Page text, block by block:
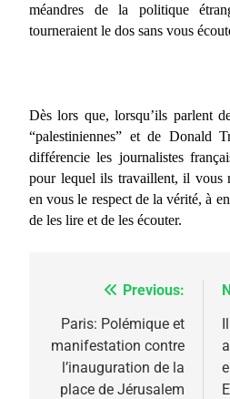
méandres de la politique
tourneraient le dos sans vous
Dès lors que, lorsqu’ils parlent
“palestiniennes” et de Donald
différencie les journalistes
pour lequel ils travaillent, il vous
en vous le respect de la vérité, à
de les lire et de les écouter.
Navigation
de
l’article
Previous:
Paris: Polémique et
manifestation contre
l’inauguration de la
place de Jérusalem